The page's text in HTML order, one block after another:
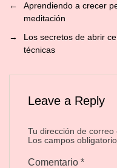
←
Aprendiendo a crecer
meditación
→
Los secretos de abrir
técnicas
Leave a Reply
Tu dirección de correo
Los campos
Comentario *